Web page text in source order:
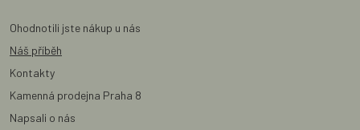
Ohodnotili jste nákup u nás
Náš příběh
Kontakty
Kamenná prodejna Praha 8
Napsali o nás